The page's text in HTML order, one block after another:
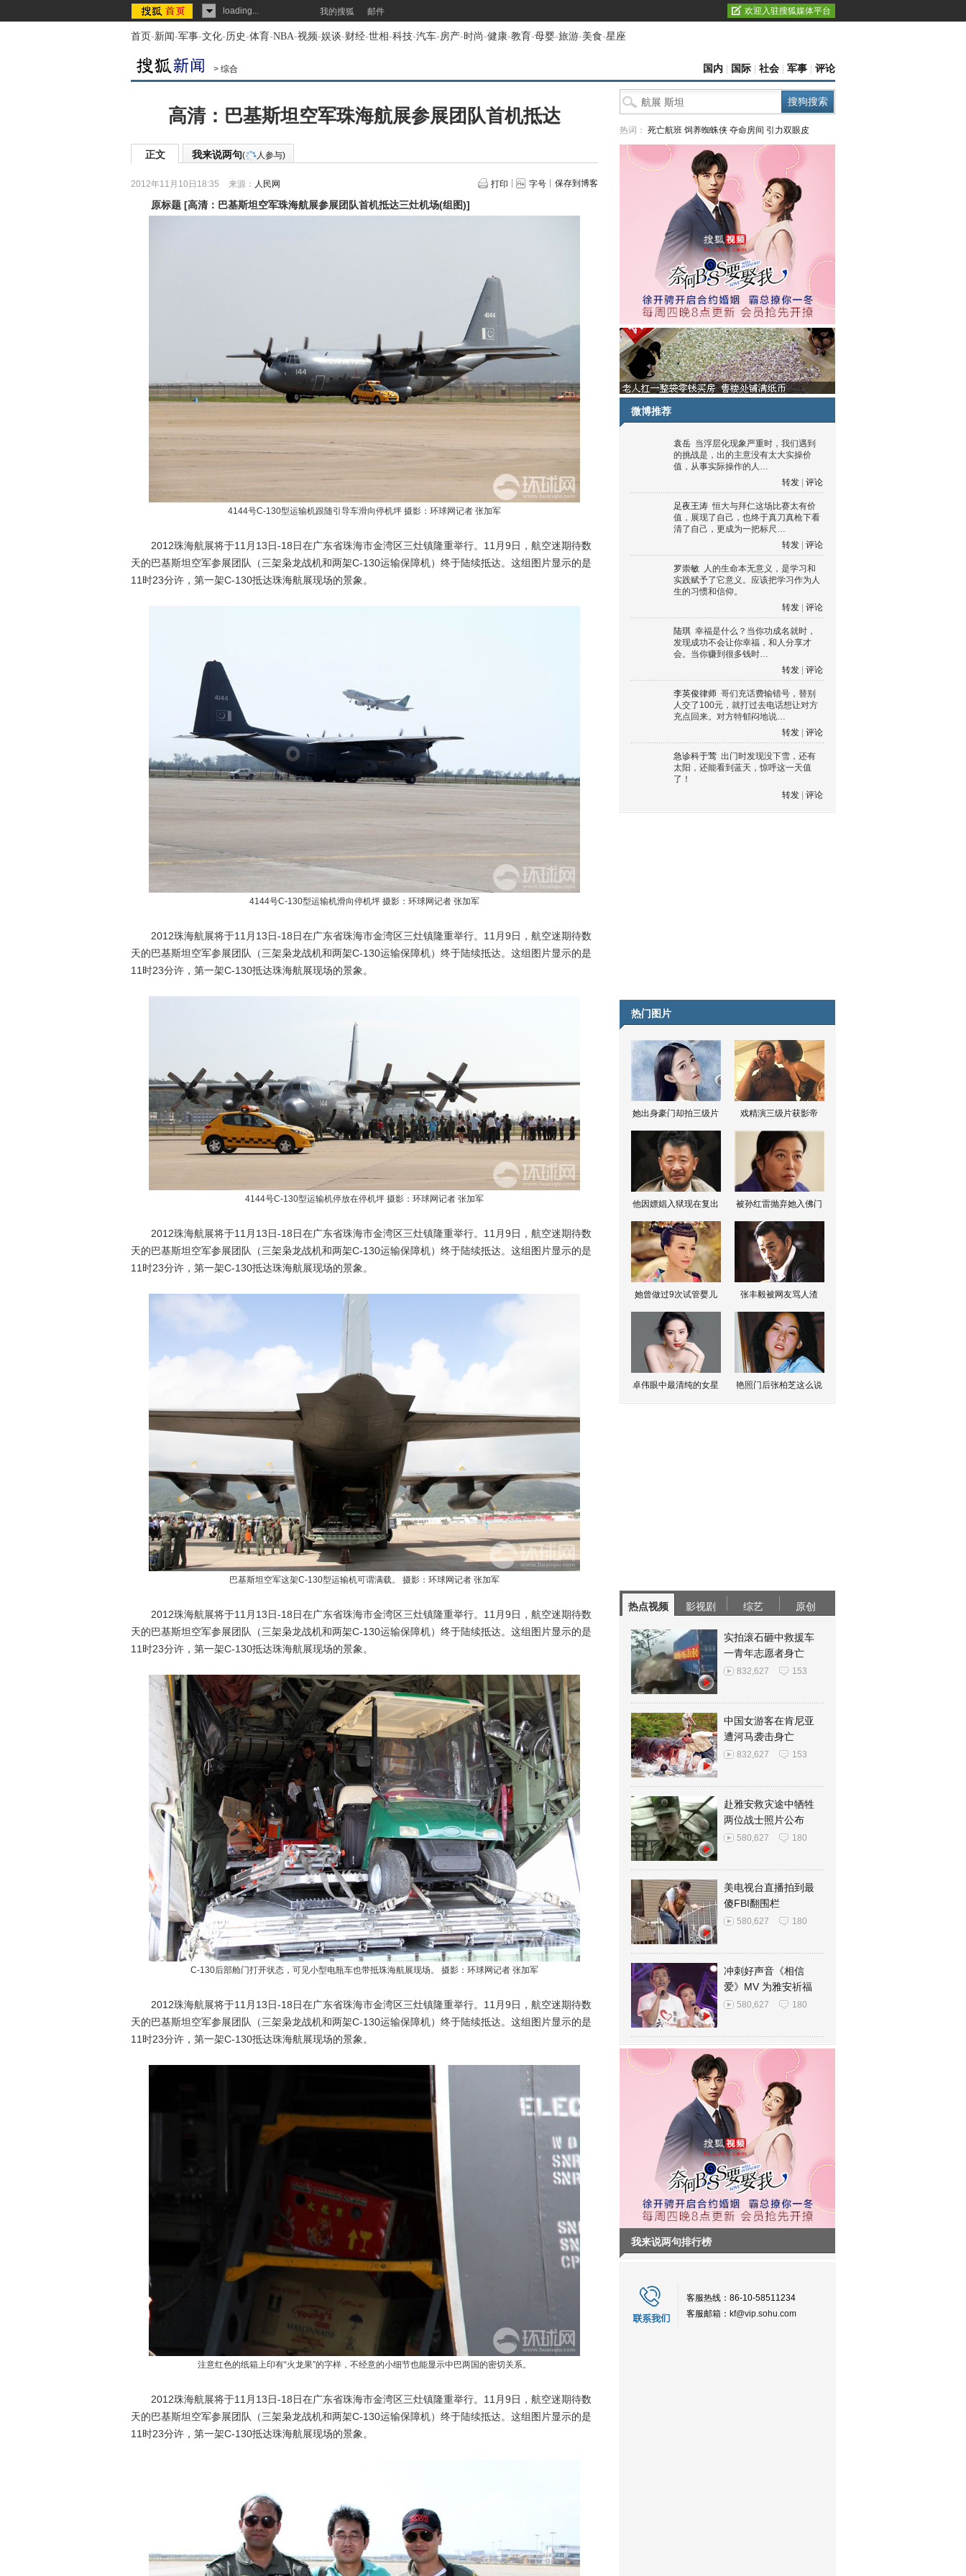
loading... 我的搜狐 邮件 欢迎入驻搜狐媒体平台
首页-新闻-军事-文化-历史-体育-NBA-视频-娱谈-财经-世相-科技-汽车-房产-时尚-健康-教育-母婴-旅游-美食-星座
> 综合 国内 国际 社会 军事 评论
高清：巴基斯坦空军珠海航展参展团队首机抵达
正文 我来说两句( 人参与)
2012年11月10日18:35 来源： 人民网 打印 字号 保存到博客
原标题 [高清：巴基斯坦空军珠海航展参展团队首机抵达三灶机场(组图)]
4144号C-130型运输机跟随引导车滑向停机坪 摄影：环球网记者 张加军
2012珠海航展将于11月13日-18日在广东省珠海市金湾区三灶镇隆重举行。11月9日，航空迷期待数
天的巴基斯坦空军参展团队（三架枭龙战机和两架C-130运输保障机）终于陆续抵达。这组图片显示的是
11时23分许，第一架C-130抵达珠海航展现场的景象。
4144号C-130型运输机滑向停机坪 摄影：环球网记者 张加军
2012珠海航展将于11月13日-18日在广东省珠海市金湾区三灶镇隆重举行。11月9日，航空迷期待数
天的巴基斯坦空军参展团队（三架枭龙战机和两架C-130运输保障机）终于陆续抵达。这组图片显示的是
11时23分许，第一架C-130抵达珠海航展现场的景象。
4144号C-130型运输机停放在停机坪 摄影：环球网记者 张加军
2012珠海航展将于11月13日-18日在广东省珠海市金湾区三灶镇隆重举行。11月9日，航空迷期待数
天的巴基斯坦空军参展团队（三架枭龙战机和两架C-130运输保障机）终于陆续抵达。这组图片显示的是
11时23分许，第一架C-130抵达珠海航展现场的景象。
巴基斯坦空军这架C-130型运输机可谓满载。 摄影：环球网记者 张加军
2012珠海航展将于11月13日-18日在广东省珠海市金湾区三灶镇隆重举行。11月9日，航空迷期待数
天的巴基斯坦空军参展团队（三架枭龙战机和两架C-130运输保障机）终于陆续抵达。这组图片显示的是
11时23分许，第一架C-130抵达珠海航展现场的景象。
C-130后部舱门打开状态，可见小型电瓶车也带抵珠海航展现场。 摄影：环球网记者 张加军
2012珠海航展将于11月13日-18日在广东省珠海市金湾区三灶镇隆重举行。11月9日，航空迷期待数
天的巴基斯坦空军参展团队（三架枭龙战机和两架C-130运输保障机）终于陆续抵达。这组图片显示的是
11时23分许，第一架C-130抵达珠海航展现场的景象。
注意红色的纸箱上印有“火龙果”的字样，不经意的小细节也能显示中巴两国的密切关系。
2012珠海航展将于11月13日-18日在广东省珠海市金湾区三灶镇隆重举行。11月9日，航空迷期待数
天的巴基斯坦空军参展团队（三架枭龙战机和两架C-130运输保障机）终于陆续抵达。这组图片显示的是
11时23分许，第一架C-130抵达珠海航展现场的景象。
热词： 死亡航班 饲养蜘蛛侠 夺命房间 引力双眼皮
微博推荐
袁岳 当浮层化现象严重时，我们遇到
的挑战是，出的主意没有太大实操价
值，从事实际操作的人…
转发
评论
足夜王涛 恒大与拜仁这场比赛太有价
值，展现了自己，也终于真刀真枪下看
清了自己，更成为一把标尺…
转发
评论
罗崇敏 人的生命本无意义，是学习和
实践赋予了它意义。应该把学习作为人
生的习惯和信仰。
转发
评论
陆琪 幸福是什么？当你功成名就时，
发现成功不会让你幸福，和人分享才
会。当你赚到很多钱时…
转发
评论
李英俊律师 哥们充话费输错号，替别
人交了100元，就打过去电话想让对方
充点回来。对方特郁闷地说…
转发
评论
急诊科于莺 出门时发现没下雪，还有
太阳，还能看到蓝天，惊呼这一天值
了！
转发
评论
热门图片
她出身豪门却拍三级片 戏精演三级片获影帝
他因嫖娼入狱现在复出 被孙红雷抛弃她入佛门
她曾做过9次试管婴儿 张丰毅被网友骂人渣
卓伟眼中最清纯的女星 艳照门后张柏芝这么说
热点视频 影视剧 综艺 原创
实拍滚石砸中救援车
一青年志愿者身亡
832,627 153
中国女游客在肯尼亚
遭河马袭击身亡
832,627 153
赴雅安救灾途中牺牲
两位战士照片公布
580,627 180
美电视台直播拍到最
傻FBI翻围栏
580,627 180
冲刺好声音《相信
爱》MV 为雅安祈福
580,627 180
我来说两句排行榜
客服热线：86-10-58511234
客服邮箱： kf@vip.sohu.com